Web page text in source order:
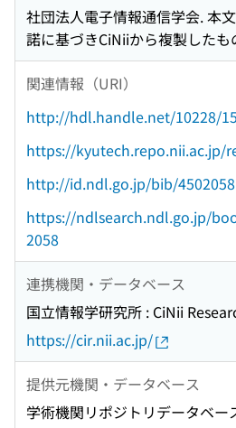
社団法人電子情報通信学会. 本
諾に基づきCiNiiから複製したも
関連情報（URI）
http://hdl.handle.net/10228/
https://kyutech.repo.nii.ac.jp/
http://id.ndl.go.jp/bib/4502058
https://ndlsearch.ndl.go.jp/
2058
連携機関・データベース
国立情報学研究所 : CiNii
https://cir.nii.ac.jp/
提供元機関・データベース
学術機関リポジトリデータベー